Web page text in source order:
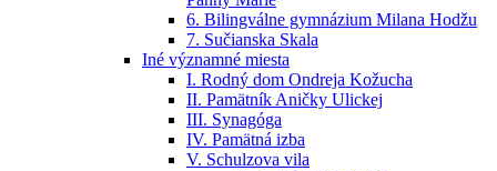
6. Bilingválne gymnázium Milana Hodžu
7. Sučianska Skala
Iné významné miesta
I. Rodný dom Ondreja Kožucha
II. Pamätník Aničky Ulickej
III. Synagóga
IV. Pamätná izba
V. Schulzova vila